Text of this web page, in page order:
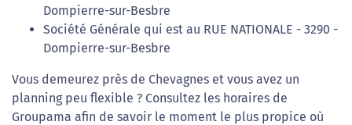
Dompierre-sur-Besbre
Société Générale qui est au RUE NATIONALE - 3290 -
Dompierre-sur-Besbre
Vous demeurez près de Chevagnes et vous avez un
planning peu flexible ? Consultez les horaires de
Groupama afin de savoir le moment le plus propice où